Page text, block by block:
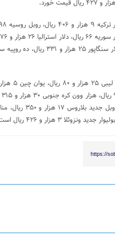
.
https://